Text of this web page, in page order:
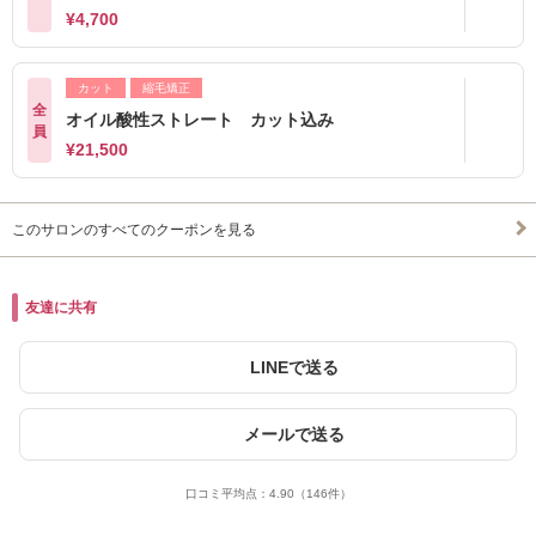
¥4,700
全
員
カット 縮毛矯正
オイル酸性ストレート カット込み
¥21,500
このサロンのすべてのクーポンを見る
友達に共有
LINEで送る
メールで送る
口コミ平均点： 4.90 （146件）